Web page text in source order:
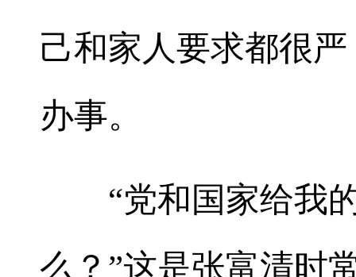
己和家人要求都很
办事。
“党和国家给我的
么？”这是张富清时